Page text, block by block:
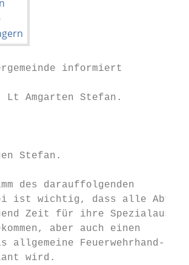
informiert
Amgarten Stefan.
Stefan.
des darauffolgenden
ist wichtig, dass alle Abtei-
Zeit für ihre
aber auch einen
allgemeine Feuerwehrhand-
wird.